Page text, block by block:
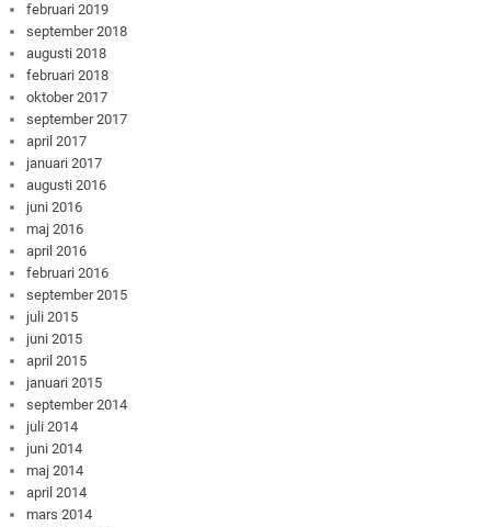
februari 2019
september 2018
augusti 2018
februari 2018
oktober 2017
september 2017
april 2017
januari 2017
augusti 2016
juni 2016
maj 2016
april 2016
februari 2016
september 2015
juli 2015
juni 2015
april 2015
januari 2015
september 2014
juli 2014
juni 2014
maj 2014
april 2014
mars 2014